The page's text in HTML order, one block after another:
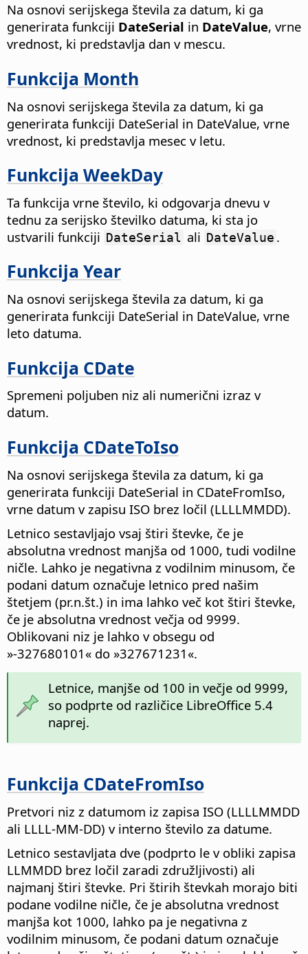
Na osnovi serijskega števila za datum, ki ga
generirata funkciji DateSerial in DateValue, vrne
vrednost, ki predstavlja dan v mescu.
Funkcija Month
Na osnovi serijskega števila za datum, ki ga
generirata funkciji DateSerial in DateValue, vrne
vrednost, ki predstavlja mesec v letu.
Funkcija WeekDay
Ta funkcija vrne število, ki odgovarja dnevu v
tednu za serijsko številko datuma, ki sta jo
ustvarili funkciji DateSerial ali DateValue .
Funkcija Year
Na osnovi serijskega števila za datum, ki ga
generirata funkciji DateSerial in DateValue, vrne
leto datuma.
Funkcija CDate
Spremeni poljuben niz ali numerični izraz v
datum.
Funkcija CDateToIso
Na osnovi serijskega števila za datum, ki ga
generirata funkciji DateSerial in CDateFromIso,
vrne datum v zapisu ISO brez ločil (LLLLMMDD).
Letnico sestavljajo vsaj štiri števke, če je
absolutna vrednost manjša od 1000, tudi vodilne
ničle. Lahko je negativna z vodilnim minusom, če
podani datum označuje letnico pred našim
štetjem (pr.n.št.) in ima lahko več kot štiri števke,
če je absolutna vrednost večja od 9999.
Oblikovani niz je lahko v obsegu od
»-327680101« do »327671231«.
Letnice, manjše od 100 in večje od 9999,
so podprte od različice LibreOffice 5.4
naprej.
Funkcija CDateFromIso
Pretvori niz z datumom iz zapisa ISO (LLLLMMDD
ali LLLL-MM-DD) v interno število za datume.
Letnico sestavljata dve (podprto le v obliki zapisa
LLMMDD brez ločil zaradi združljivosti) ali
najmanj štiri števke. Pri štirih števkah morajo biti
podane vodilne ničle, če je absolutna vrednost
manjša kot 1000, lahko pa je negativna z
vodilnim minusom, če podani datum označuje